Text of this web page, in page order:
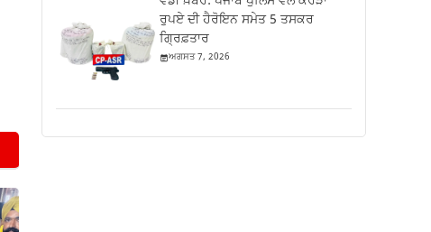
ਰੁਪਏ ਦੀ ਹੈਰੋਇਨ ਸਮੇਤ 5 ਤਸਕਰ
ਗ੍ਰਿਫ਼ਤਾਰ
ਅਗਸਤ 7, 2026